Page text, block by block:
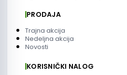
PRODAJA
Trajna akcija
Nedeljna akcija
Novosti
KORISNIČKI NALOG